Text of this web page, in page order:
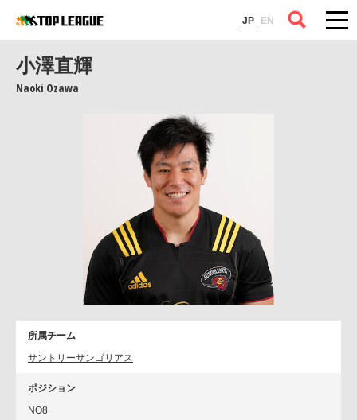
JP EN
コラム
小澤直輝
Naoki Ozawa
所属チーム
サントリーサンゴリアス
ポジション
NO8